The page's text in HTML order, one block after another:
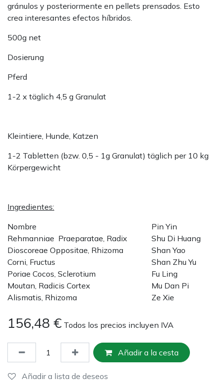
gránulos y posteriormente en pellets prensados. Esto
crea interesantes efectos híbridos.
500g net
Dosierung
Pferd
1-2 x täglich 4,5 g Granulat
Kleintiere, Hunde, Katzen
1-2 Tabletten (bzw. 0,5 - 1g Granulat) täglich per 10 kg
Körpergewicht
Ingredientes:
Nombre
Pin Yin
Rehmanniae Praeparatae, Radix
Shu Di Huang
Dioscoreae Oppositae, Rhizoma
Shan Yao
Corni, Fructus
Shan Zhu Yu
Poriae Cocos, Sclerotium
Fu Ling
Moutan, Radicis Cortex
Mu Dan Pi
Alismatis, Rhizoma
Ze Xie
156,48 € Todos los precios incluyen IVA
Añadir a la cesta
Añadir a lista de deseos